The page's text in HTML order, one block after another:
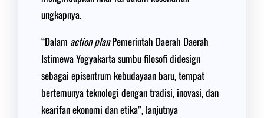
ungkapnya.
“Dalam action planPemerintah Daerah Daerah
Istimewa Yogyakarta sumbu filosofi didesign
sebagai episentrum kebudayaan baru, tempat
bertemunya teknologi dengan tradisi, inovasi, dan
kearifan ekonomi dan etika”, lanjutnya